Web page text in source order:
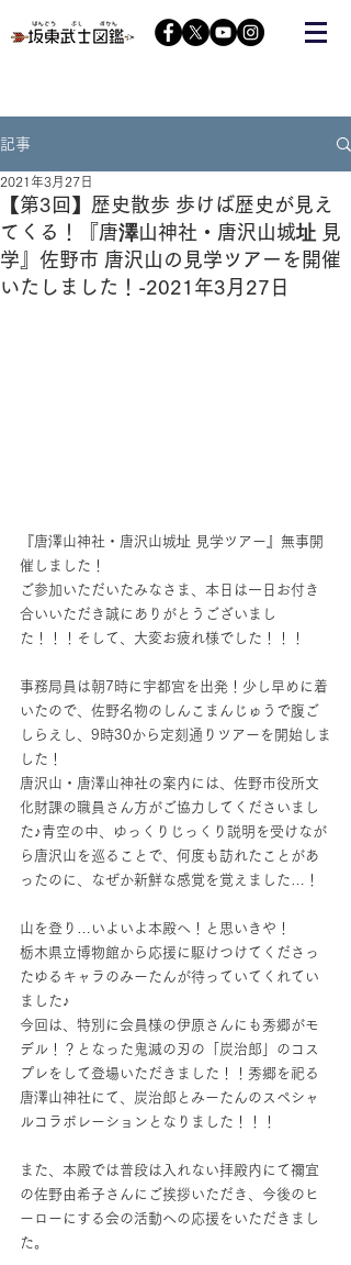
記事
【第3回】歴史散歩 歩けば歴史が見え
てくる！『唐澤山神社・唐沢山城址 見
学』佐野市 唐沢山の見学ツアーを開催
いたしました！-2021年3月27日
2021年3月27日
『唐澤山神社・唐沢山城址 見学ツアー』無事開
催しました！
ご参加いただいたみなさま、本日は一日お付き
合いいただき誠にありがとうございまし
た！！！そして、大変お疲れ様でした！！！
事務局員は朝7時に宇都宮を出発！少し早めに着
いたので、佐野名物のしんこまんじゅうで腹ご
しらえし、9時30から定刻通りツアーを開始しま
した！
唐沢山・唐澤山神社の案内には、佐野市役所文
化財課の職員さん方がご協力してくださいまし
た♪青空の中、ゆっくりじっくり説明を受けなが
ら唐沢山を巡ることで、何度も訪れたことがあ
ったのに、なぜか新鮮な感覚を覚えました…！
山を登り…いよいよ本殿へ！と思いきや！
栃木県立博物館から応援に駆けつけてくださっ
たゆるキャラのみーたんが待っていてくれてい
ました♪
今回は、特別に会員様の伊原さんにも秀郷がモ
デル！？となった鬼滅の刃の「炭治郎」のコス
プレをして登場いただきました！！秀郷を祀る
唐澤山神社にて、炭治郎とみーたんのスペシャ
ルコラボレーションとなりました！！！
また、本殿では普段は入れない拝殿内にて禰宜
の佐野由希子さんにご挨拶いただき、今後のヒ
ーローにする会の活動への応援をいただきまし
た。